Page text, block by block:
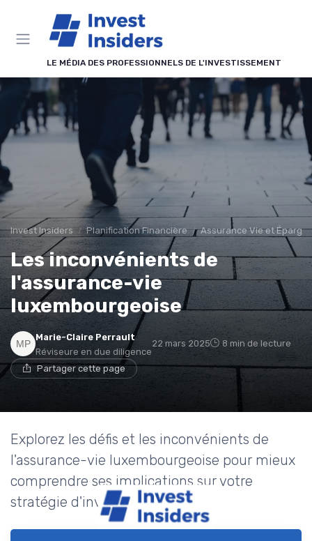
LE MÉDIA DES PROFESSIONNELS DE L'INVESTISSEMENT
Invest Insiders Planification Financière Assurance Vie et
Les inconvénients de
l'assurance-vie
luxembourgeoise
Marie-Claire Perrault
Réviseure en due diligence
22 mars 2025 8 min de lecture
Partager cette page
Explorez les défis et les inconvénients de
l'assurance-vie luxembourgeoise pour mieux
comprendre ses implications sur votre
stratégie d'investissement.